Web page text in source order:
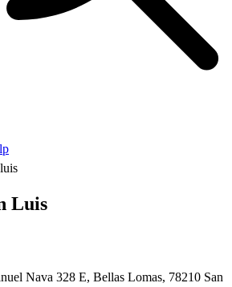
Luis
Nava 328 E, Bellas Lomas, 78210 San